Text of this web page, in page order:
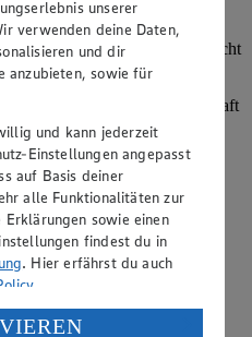
die Chiasamen über Nacht
Mark der Vanilleschote, dem Saft
der Milch, einer Prise Zimt
geben und fein pürieren.
nach Belieben mit etwas
Erwachsenen laut
unserer
verwenden deine Daten,
und dir
anzubieten, sowie für
und kann jederzeit
Einstellungen angepasst
auf Basis deiner
alle Funktionalitäten zur
sowie einen
findest du in
. Hier erfährst du auch
.
Daten in den